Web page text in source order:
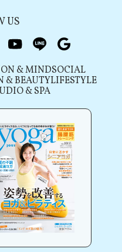
US
）
note youtubeline
& MINDSOCIAL
& BEAUTYLIFESTYLE
& SPA